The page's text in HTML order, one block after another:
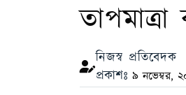
নিজস্ব প্রতিবেদক
প্রকাশঃ ৯ নভেম্বর,